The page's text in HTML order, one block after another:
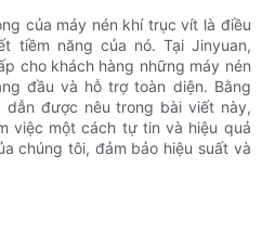
của máy nén khí trục vít là điều
tiềm năng của nó. Tại Jinyuan,
cho khách hàng những máy nén
đầu và hỗ trợ toàn diện. Bằng
dẫn được nêu trong bài viết này,
việc một cách tự tin và hiệu quả
chúng tôi, đảm bảo hiệu suất và